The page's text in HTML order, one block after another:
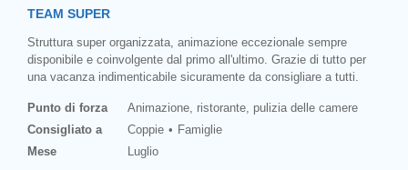
TEAM SUPER
Struttura super organizzata, animazione eccezionale sempre
disponibile e coinvolgente dal primo all'ultimo. Grazie di tutto per
una vacanza indimenticabile sicuramente da consigliare a tutti.
Punto di forza
Animazione, ristorante, pulizia delle camere
Consigliato a
Coppie
Famiglie
Mese
Luglio